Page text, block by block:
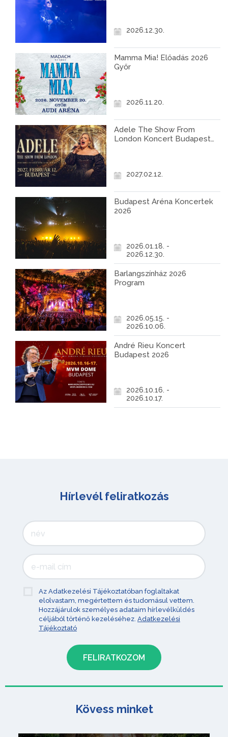
2026.12.30.
Mamma Mia! Előadás 2026
Győr
2026.11.20.
Adele The Show From
London Koncert Budapest
2027.02.12.
Budapest Aréna Koncertek
2026
2026.01.18. -
2026.12.30.
Barlangszínház 2026
Program
2026.05.15. -
2026.10.06.
André Rieu Koncert
Budapest 2026
2026.10.16. -
2026.10.17.
Hírlevél feliratkozás
Az Adatkezelési Tájékoztatóban foglaltakat
elolvastam, megértettem és tudomásul vettem.
Hozzájárulok személyes adataim hírlevélküldés
céljából történő kezeléséhez. Adatkezelési
Tájékoztató
Kövess minket